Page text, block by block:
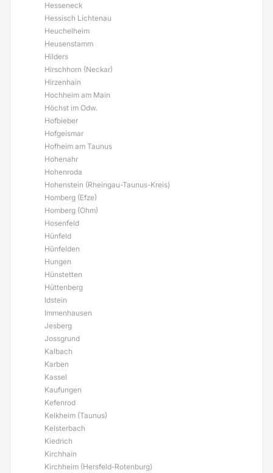
Hesseneck
Hessisch Lichtenau
Heuchelheim
Heusenstamm
Hilders
Hirschhorn (Neckar)
Hirzenhain
Hochheim am Main
Höchst im Odw.
Hofbieber
Hofgeismar
Hofheim am Taunus
Hohenahr
Hohenroda
Hohenstein (Rheingau-Taunus-Kreis)
Homberg (Efze)
Homberg (Ohm)
Hosenfeld
Hünfeld
Hünfelden
Hungen
Hünstetten
Hüttenberg
Idstein
Immenhausen
Jesberg
Jossgrund
Kalbach
Karben
Kassel
Kaufungen
Kefenrod
Kelkheim (Taunus)
Kelsterbach
Kiedrich
Kirchhain
Kirchheim (Hersfeld-Rotenburg)